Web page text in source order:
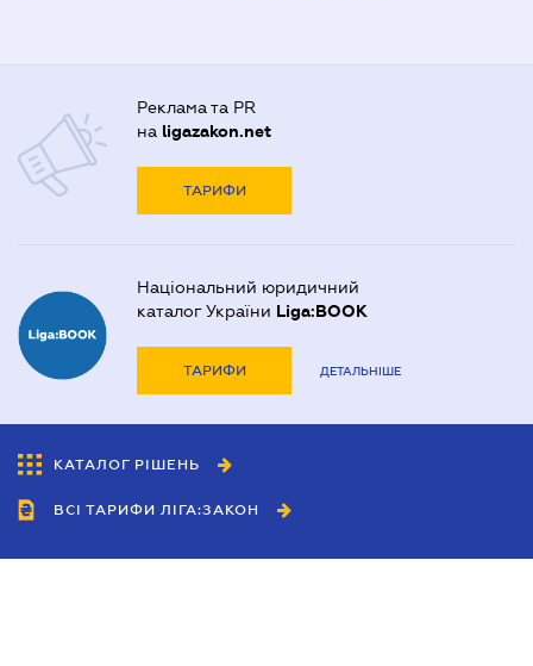
Реклама та PR
на ligazakon.net
ТАРИФИ
Національний юридичний
каталог України Liga:BOOK
ТАРИФИ ДЕТАЛЬНІШЕ
КАТАЛОГ РІШЕНЬ
ВСІ ТАРИФИ ЛІГА:ЗАКОН